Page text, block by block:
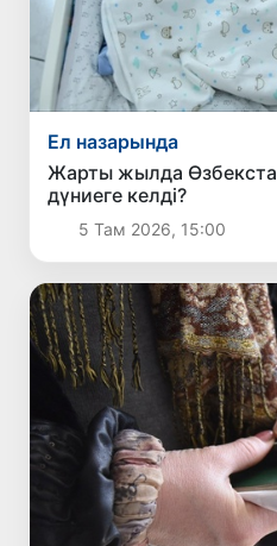
Ел назарында
Жарты жылда
дүниеге келді?
5 Там 2026, 15:00